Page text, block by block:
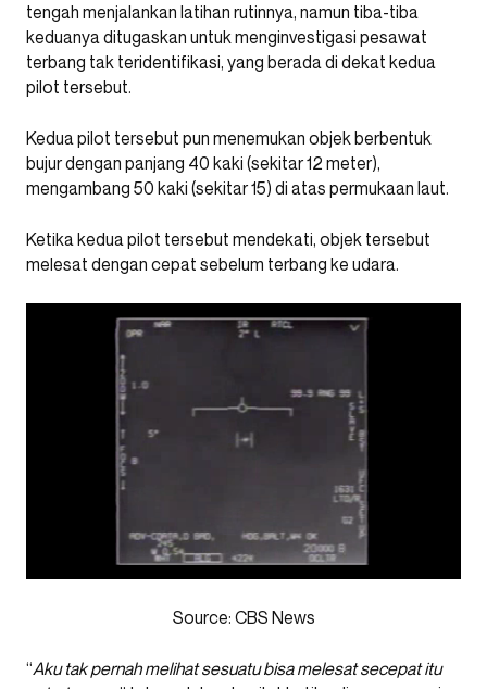
tengah menjalankan latihan rutinnya, namun tiba-tiba
keduanya ditugaskan untuk menginvestigasi pesawat
terbang tak teridentifikasi, yang berada di dekat kedua
pilot tersebut.
Kedua pilot tersebut pun menemukan objek berbentuk
bujur dengan panjang 40 kaki (sekitar 12 meter),
mengambang 50 kaki (sekitar 15) di atas permukaan laut.
Ketika kedua pilot tersebut mendekati, objek tersebut
melesat dengan cepat sebelum terbang ke udara.
Source: CBS News
“Aku tak pernah melihat sesuatu bisa melesat secepat itu